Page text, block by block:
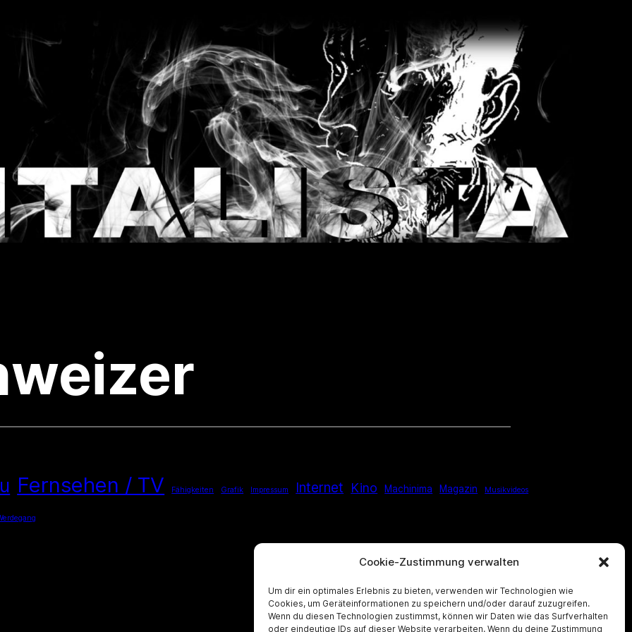
Cookie-Zustimmung verwalten
Um dir ein optimales Erlebnis zu bieten, verwenden wir Technologien wie
Cookies, um Geräteinformationen zu speichern und/oder darauf zuzugreifen.
Wenn du diesen Technologien zustimmst, können wir Daten wie das Surfverhalten
oder eindeutige IDs auf dieser Website verarbeiten. Wenn du deine Zustimmung
Fernsehen / TV Fähigkeiten Grafik Impressum Internet Kino Machinima Magazin Musikvideos